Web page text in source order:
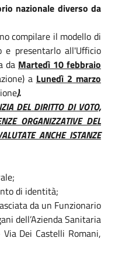
nazionale diverso da
compilare il modello di
e presentarlo all'Ufficio
da Martedì 10 febbraio
a Lunedì 2 marzo
).
DEL DIRITTO DI VOTO,
ORGANIZZATIVE DEL
ANCHE ISTANZE
di identità;
da un Funzionario
dell’Azienda Sanitaria
Dei Castelli Romani,